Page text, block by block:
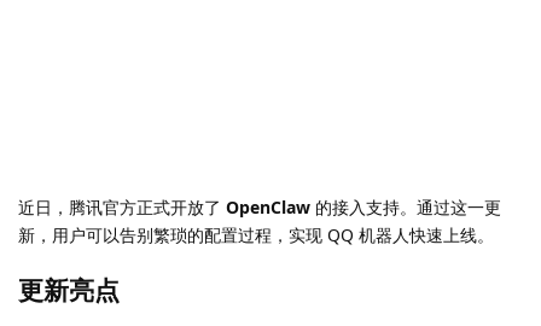
近日，腾讯官方正式开放了 OpenClaw 的接入支持。通过这一更
新，用户可以告别繁琐的配置过程，实现 QQ 机器人快速上线。
更新亮点